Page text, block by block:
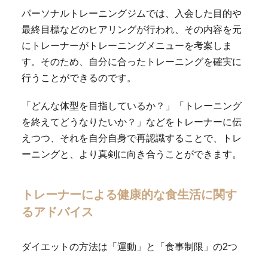
パーソナルトレーニングジムでは、入会した目的や
最終目標などのヒアリングが行われ、その内容を元
にトレーナーがトレーニングメニューを考案しま
す。そのため、自分に合ったトレーニングを確実に
行うことができるのです。
「どんな体型を目指しているか？」「トレーニング
を終えてどうなりたいか？」などをトレーナーに伝
えつつ、それを自分自身で再認識することで、トレ
ーニングと、より真剣に向き合うことができます。
トレーナーによる健康的な食生活に関す
るアドバイス
ダイエットの方法は「運動」と「食事制限」の2つ